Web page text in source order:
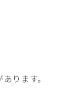
ります。